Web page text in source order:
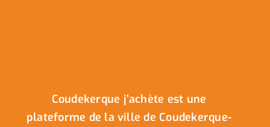
Coudekerque j’achète est une
plateforme de la ville de Coudekerque-